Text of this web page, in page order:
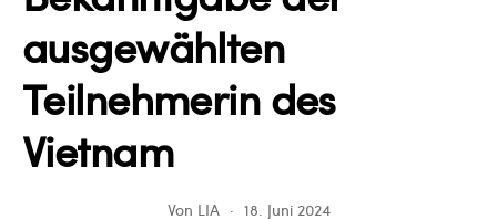
ausgewählten
Teilnehmerin des
Vietnam
Von LIA 18. Juni 2024